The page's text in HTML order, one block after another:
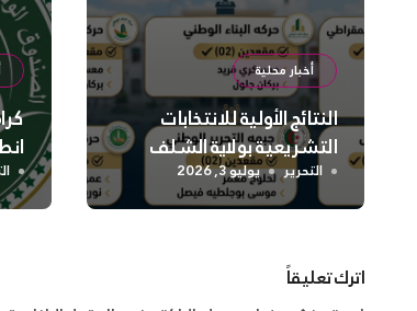
أخبار محلية
النتائج الأولية للانتخابات
التشريعية بولاية الشلف
التحرير يوليو 3, 2026
اترك تعليقاً